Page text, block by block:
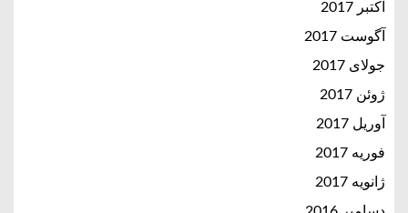
اکتبر 2017
آگوست 2017
جولای 2017
ژوئن 2017
آوریل 2017
فوریه 2017
ژانویه 2017